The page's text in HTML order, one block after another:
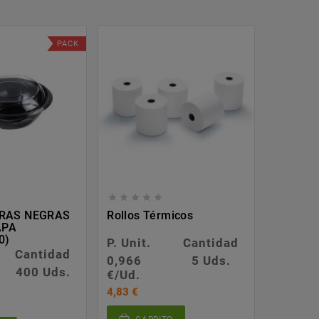
PACK
NEGRAS
Cantidad
400 Uds.
    
Rollos Térmicos
P. Unit.
Cantidad
0,966
€/Ud.
5 Uds.
4,83 €